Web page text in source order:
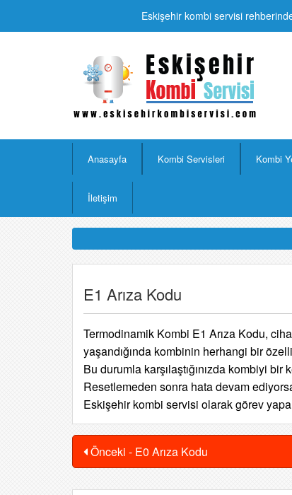
Eskişehir kombi servisi
Anasayfa Kombi Servisleri Kombi
İletişim
E1 Arıza Kodu
Termodinamik Kombi E1 Arıza Kodu,
yaşandığında kombinin herhangi bir
Bu durumla karşılaştığınızda kombiyi
Resetlemeden sonra hata devam
Eskişehir kombi servisi olarak görev
Önceki - E0 Arıza Kodu